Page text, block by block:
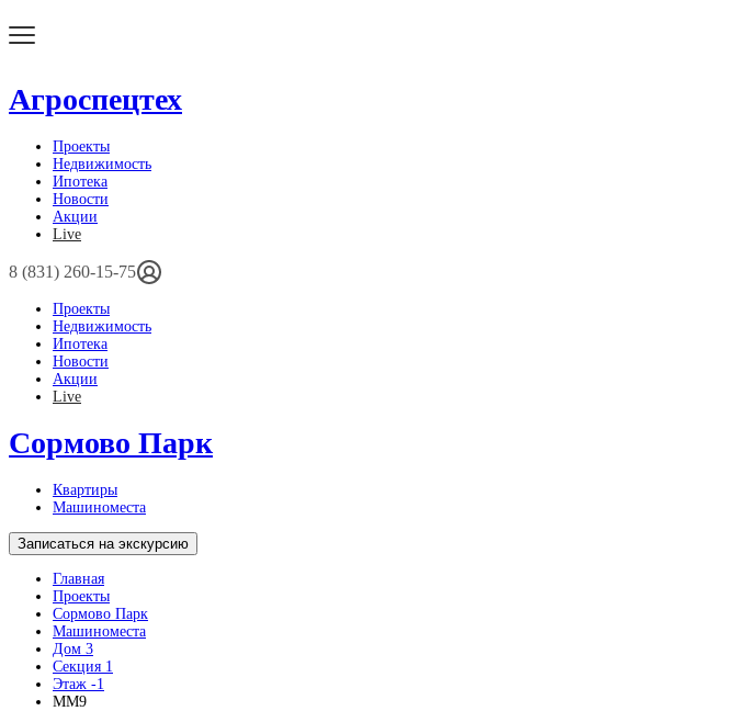
Агроспецтех
Проекты
Недвижимость
Ипотека
Новости
Акции
Live
8 (831) 260-15-75
Проекты
Недвижимость
Ипотека
Новости
Акции
Live
Сормово Парк
Квартиры
Машиноместа
Записаться на экскурсию
Главная
Проекты
Сормово Парк
Машиноместа
Дом 3
Секция 1
Этаж -1
ММ9